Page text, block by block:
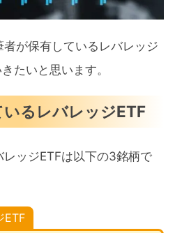
が保有しているレバレッジ
たいと思います。
るレバレッジETF
ッジETFは以下の3銘柄で
ETF